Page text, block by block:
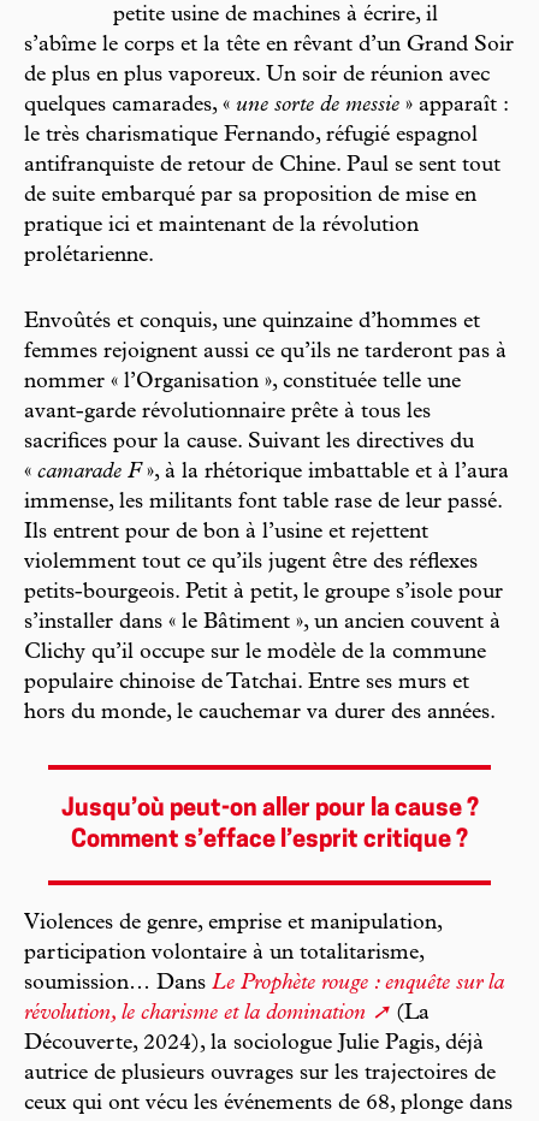
petite usine de machines à écrire, il
s’abîme le corps et la tête en rêvant d’un Grand Soir
de plus en plus vaporeux. Un soir de réunion avec
quelques camarades, « une sorte de messie » apparaît :
le très charismatique Fernando, réfugié espagnol
antifranquiste de retour de Chine. Paul se sent tout
de suite embarqué par sa proposition de mise en
pratique ici et maintenant de la révolution
prolétarienne.
Envoûtés et conquis, une quinzaine d’hommes et
femmes rejoignent aussi ce qu’ils ne tarderont pas à
nommer « l’Organisation », constituée telle une
avant-garde révolutionnaire prête à tous les
sacrifices pour la cause. Suivant les directives du
« camarade F», à la rhétorique imbattable et à l’aura
immense, les militants font table rase de leur passé.
Ils entrent pour de bon à l’usine et rejettent
violemment tout ce qu’ils jugent être des réflexes
petits-bourgeois. Petit à petit, le groupe s’isole pour
s’installer dans « le Bâtiment », un ancien couvent à
Clichy qu’il occupe sur le modèle de la commune
populaire chinoise de Tatchai. Entre ses murs et
hors du monde, le cauchemar va durer des années.
Jusqu’où peut-on aller pour la cause ?
Comment s’efface l’esprit critique ?
Violences de genre, emprise et manipulation,
participation volontaire à un totalitarisme,
soumission… Dans Le Prophète rouge : enquête sur la
révolution, le charisme et la domination
(La
Découverte, 2024), la sociologue Julie Pagis, déjà
autrice de plusieurs ouvrages sur les trajectoires de
ceux qui ont vécu les événements de 68, plonge dans